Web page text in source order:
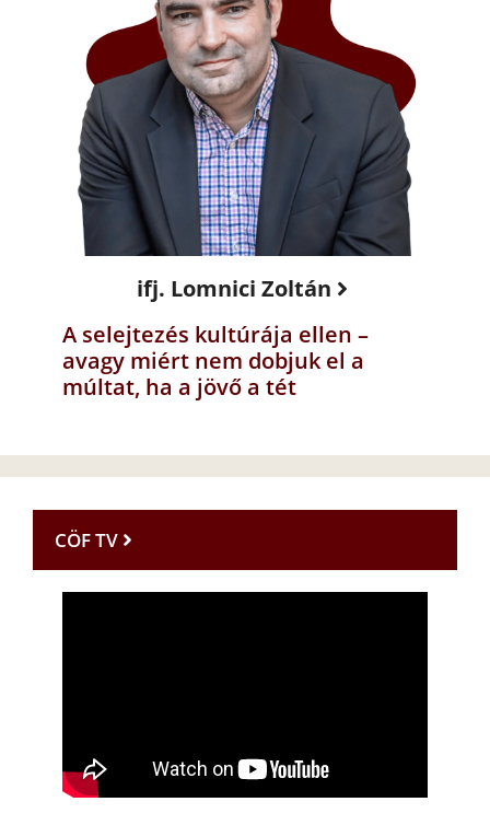
ifj. Lomnici Zoltán
A selejtezés kultúrája ellen –
avagy miért nem dobjuk el a
múltat, ha a jövő a tét
CÖF TV